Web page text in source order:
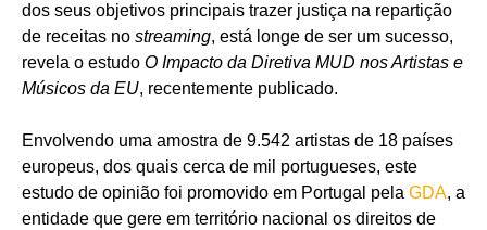
dos seus objetivos principais trazer justiça na repartição
de receitas no streaming, está longe de ser um sucesso,
revela o estudo O Impacto da Diretiva MUD nos Artistas e
Músicos da EU, recentemente publicado.
Envolvendo uma amostra de 9.542 artistas de 18 países
europeus, dos quais cerca de mil portugueses, este
estudo de opinião foi promovido em Portugal pela GDA, a
entidade que gere em território nacional os direitos de